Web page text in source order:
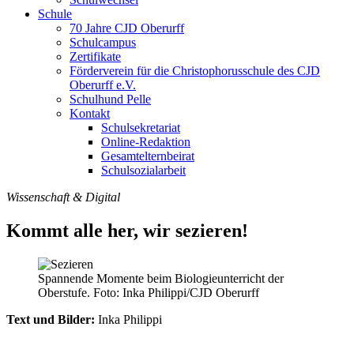
Schule
70 Jahre CJD Oberurff
Schulcampus
Zertifikate
Förderverein für die Christophorusschule des CJD
Oberurff e.V.
Schulhund Pelle
Kontakt
Schulsekretariat
Online-Redaktion
Gesamtelternbeirat
Schulsozialarbeit
Wissenschaft & Digital
Kommt alle her, wir sezieren!
Spannende Momente beim Biologieunterricht der
Oberstufe. Foto: Inka Philippi/CJD Oberurff
Text und Bilder: Inka Philippi